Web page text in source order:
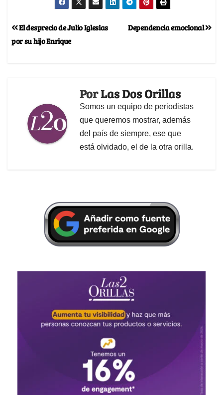
Dependencia emocional
El desprecio de Julio Iglesias
por su hijo Enrique
PorLas Dos Orillas
Somos un equipo de periodistas
que queremos mostrar, además
del país de siempre, ese que
está olvidado, el de la otra orilla.